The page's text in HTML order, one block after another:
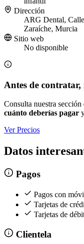
Dirección
ARG Dental,
Zaraíche, Murcia
Sitio web
No disponible
Antes de
Consulta nuestra
cuánto deberías pagar
Ver Precios
Datos
Pagos
Pagos con
Tarjetas de
Tarjetas de
Clientela